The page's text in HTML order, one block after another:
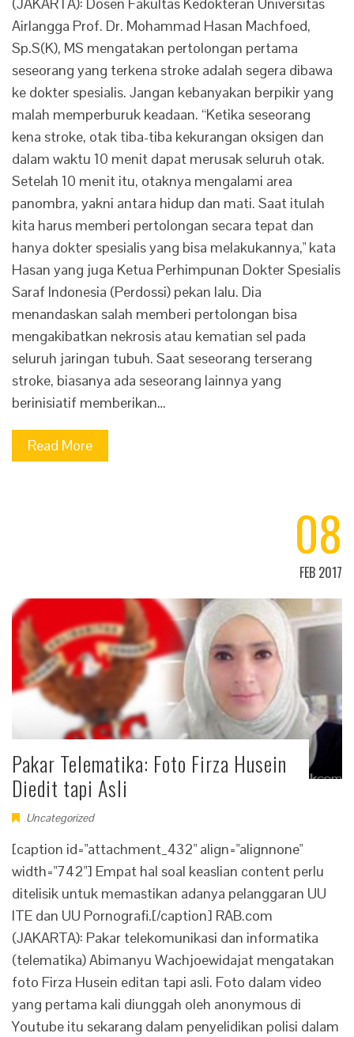
(JAKARTA): Dosen Fakultas Kedokteran Universitas
Airlangga Prof. Dr. Mohammad Hasan Machfoed,
Sp.S(K), MS mengatakan pertolongan pertama
seseorang yang terkena stroke adalah segera dibawa
ke dokter spesialis. Jangan kebanyakan berpikir yang
malah memperburuk keadaan. “Ketika seseorang
kena stroke, otak tiba-tiba kekurangan oksigen dan
dalam waktu 10 menit dapat merusak seluruh otak.
Setelah 10 menit itu, otaknya mengalami area
panombra, yakni antara hidup dan mati. Saat itulah
kita harus memberi pertolongan secara tepat dan
hanya dokter spesialis yang bisa melakukannya," kata
Hasan yang juga Ketua Perhimpunan Dokter Spesialis
Saraf Indonesia (Perdossi) pekan lalu. Dia
menandaskan salah memberi pertolongan bisa
mengakibatkan nekrosis atau kematian sel pada
seluruh jaringan tubuh. Saat seseorang terserang
stroke, biasanya ada seseorang lainnya yang
berinisiatif memberikan…
Read More
08
FEB 2017
Pakar Telematika: Foto Firza Husein
Diedit tapi Asli
Uncategorized
[caption id="attachment_432" align="alignnone"
width="742"] Empat hal soal keaslian content perlu
ditelisik untuk memastikan adanya pelanggaran UU
ITE dan UU Pornografi.[/caption] RAB.com
(JAKARTA): Pakar telekomunikasi dan informatika
(telematika) Abimanyu Wachjoewidajat mengatakan
foto Firza Husein editan tapi asli. Foto dalam video
yang pertama kali diunggah oleh anonymous di
Youtube itu sekarang dalam penyelidikan polisi dalam